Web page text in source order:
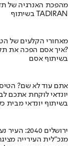
מהפכת האנרגיה של
בשיתוף TADIRAN
מאחורי הקלעים של
איך אסם הפכה את תקופת הצנע והמחסור הקשה של שנות ה-40 למותג לאומי?
בשיתוף אסם
אתם עוד לא שם?
יונדאי לוקחת אתכם
בשיתוף יונדאי מבית
ירושלים 2040: העיר נערכת ל- 1.5 מליון תושבים
מנכ"לית העירייה